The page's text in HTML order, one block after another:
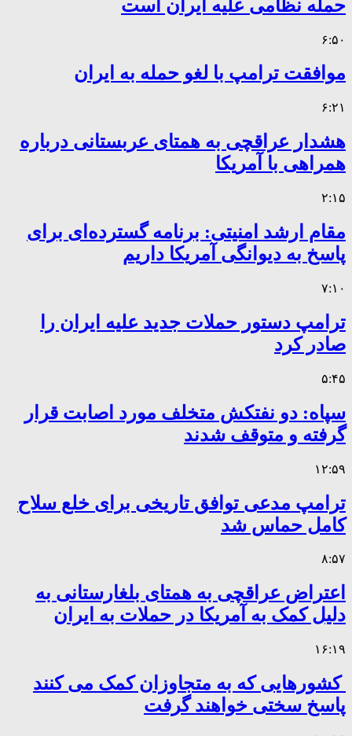
حمله نظامی علیه ایران است
۶:۵۰
موافقت ترامپ با لغو حمله به ایران
۶:۲۱
هشدار عراقچی به همتای عربستانی درباره
همراهی با آمریکا
۲:۱۵
مقام ارشد امنیتی: برنامه گسترده‌ای برای
پاسخ به دیوانگی آمریکا داریم
۷:۱۰
ترامپ دستور حملات جدید علیه ایران را
صادر کرد
۵:۴۵
سپاه: دو نفتکش متخلف مورد اصابت قرار
گرفته و متوقف شدند
۱۲:۵۹
ترامپ مدعی توافق تاریخی برای خلع سلاح
کامل حماس شد
۸:۵۷
اعتراض عراقچی به همتای بلغارستانی به
دلیل کمک به آمریکا در حملات به ایران
۱۶:۱۹
کشورهایی که به متجاوزان کمک می کنند
پاسخ سختی خواهند گرفت